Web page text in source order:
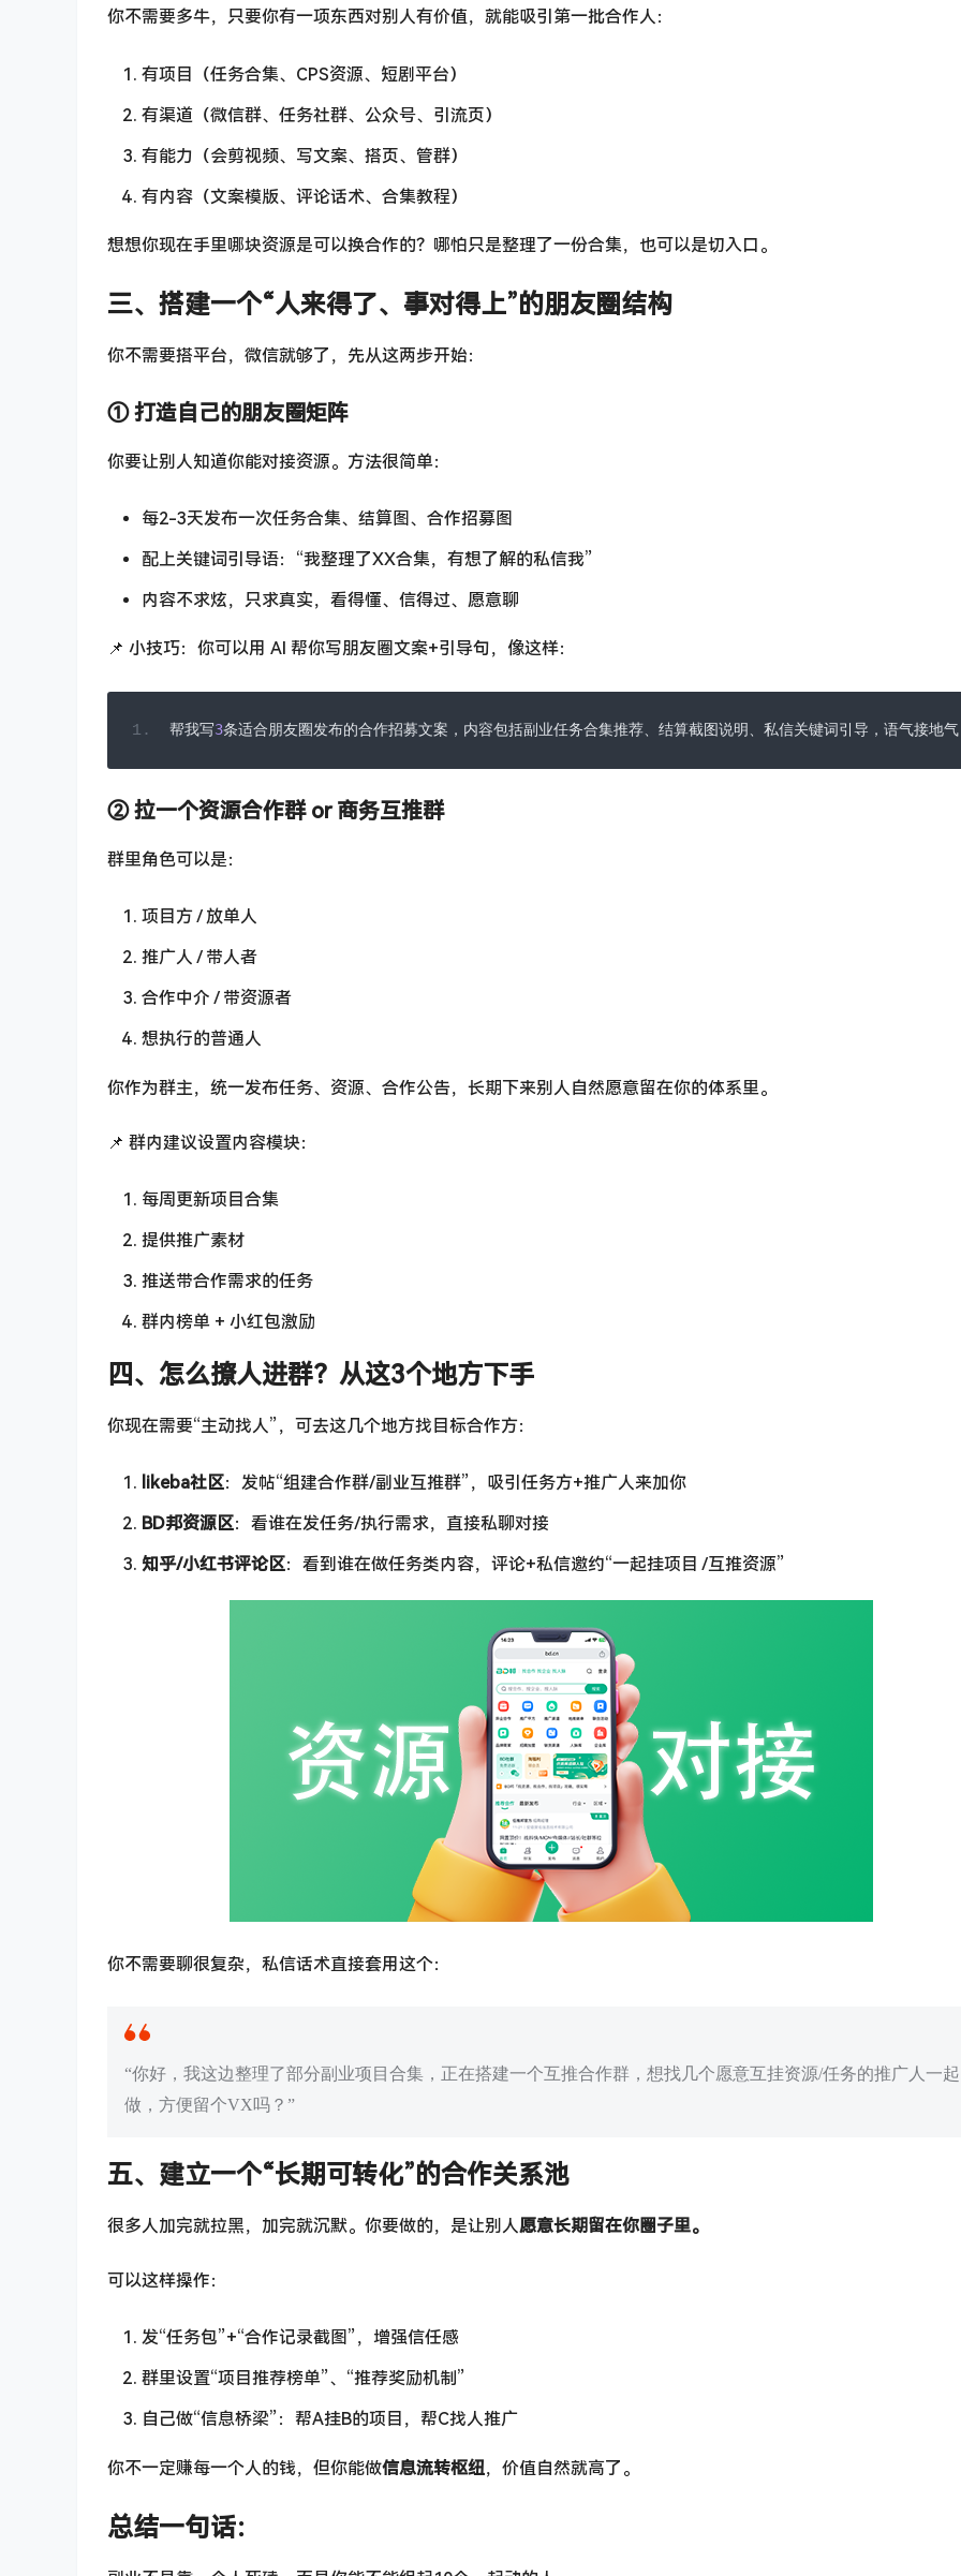
你不需要多牛，只要你有一项东西对别人有价值，就能吸引第一批合作人：
有项目（任务合集、CPS资源、短剧平台）
有渠道（微信群、任务社群、公众号、引流页）
有能力（会剪视频、写文案、搭页、管群）
有内容（文案模版、评论话术、合集教程）
想想你现在手里哪块资源是可以换合作的？哪怕只是整理了一份合集，也可以是切入口。
三、搭建一个“人来得了、事对得上”的朋友圈结构
你不需要搭平台，微信就够了，先从这两步开始：
① 打造自己的朋友圈矩阵
你要让别人知道你能对接资源。方法很简单：
每2-3天发布一次任务合集、结算图、合作招募图
配上关键词引导语：“我整理了XX合集，有想了解的私信我”
内容不求炫，只求真实，看得懂、信得过、愿意聊
📌 小技巧：你可以用 AI 帮你写朋友圈文案+引导句，像这样：
帮我写3条适合朋友圈发布的合作招募文案，内容包括副业任务合集推荐、结算截图说明、私信关键词引导，语气接地气
② 拉一个资源合作群 or 商务互推群
群里角色可以是：
项目方 / 放单人
推广人 / 带人者
合作中介 / 带资源者
想执行的普通人
你作为群主，统一发布任务、资源、合作公告，长期下来别人自然愿意留在你的体系里。
📌 群内建议设置内容模块：
每周更新项目合集
提供推广素材
推送带合作需求的任务
群内榜单 + 小红包激励
四、怎么撩人进群？从这3个地方下手
你现在需要“主动找人”，可去这几个地方找目标合作方：
likeba社区：发帖“组建合作群/副业互推群”，吸引任务方+推广人来加你
BD邦资源区：看谁在发任务/执行需求，直接私聊对接
知乎/小红书评论区：看到谁在做任务类内容，评论+私信邀约“一起挂项目 /互推资源”
你不需要聊很复杂，私信话术直接套用这个：
“你好，我这边整理了部分副业项目合集，正在搭建一个互推合作群，想找几个愿意互挂资源/任务的推广人一起
做，方便留个VX吗？”
五、建立一个“长期可转化”的合作关系池
很多人加完就拉黑，加完就沉默。你要做的，是让别人愿意长期留在你圈子里。
可以这样操作：
发“任务包”+“合作记录截图”，增强信任感
群里设置“项目推荐榜单”、“推荐奖励机制”
自己做“信息桥梁”：帮A挂B的项目，帮C找人推广
你不一定赚每一个人的钱，但你能做信息流转枢纽，价值自然就高了。
总结一句话：